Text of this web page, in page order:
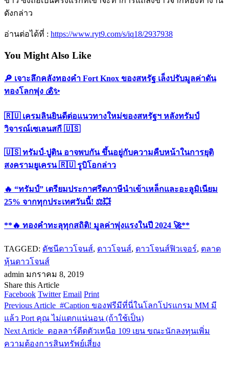
ดังกล่าว
อ่านต่อได้ที่ : https://www.ryt9.com/s/iq18/2937938
You Might Also Like
🔎 เจาะลึกคลังทองคำ Fort Knox ของสหรัฐ เล็งปรับมูลค่าดัน
ทองโลกพุ่ง 💰✨
🇷🇺 เครมลินยินดีต่อแนวทางใหม่ของสหรัฐฯ หลังทรัมป์
วิจารณ์เซเลนสกี 🇺🇸
🇺🇸 ทรัมป์-ปูติน อาจพบกัน ขึ้นอยู่กับความคืบหน้าในการยุติ
สงครามยูเครน 🇷🇺 รูบิโอกล่าว
🔥 “ทรัมป์” เตรียมประกาศรีดภาษีนำเข้าเหล็กและอะลูมิเนียม
25% จากทุกประเทศวันนี้! ⚖️💥
**🔥 ทองคำทะลุทุกสถิติ! มูลค่าพุ่งแรงในปี 2024 🚀**
TAGGED: ดัชนีดาวโจนส์, ดาวโจนส์, ดาวโจนส์ฟิวเจอร์, ตลาด
หุ้นดาวโจนส์
admin มกราคม 8, 2019
Share this Article
Facebook Twitter Email Print
Previous Article #Caption ของฟรีมีที่นี่ในโลกโปรแกรม MM มี
แล้ว Port คุณ ไม่แตกแน่นอน (ถ้าใช้เป็น)
Next Article ดอลลาร์ดีดตัวเหนือ 109 เยน ขณะนักลงทุนเพิ่ม
ความต้องการสินทรัพย์เสี่ยง